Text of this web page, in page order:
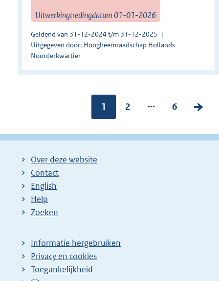
Uitwerkingtredingdatum 01-01-2026
Geldend van 31-12-2024 t/m 31-12-2025
Uitgegeven door: Hoogheemraadschap Hollands
Noorderkwartier
Pagina:
1
P
g
2 ...
P
g
6
V
l
Over deze website
Contact
English
Help
Zoeken
Informatie hergebruiken
Privacy en cookies
Toegankelijkheid